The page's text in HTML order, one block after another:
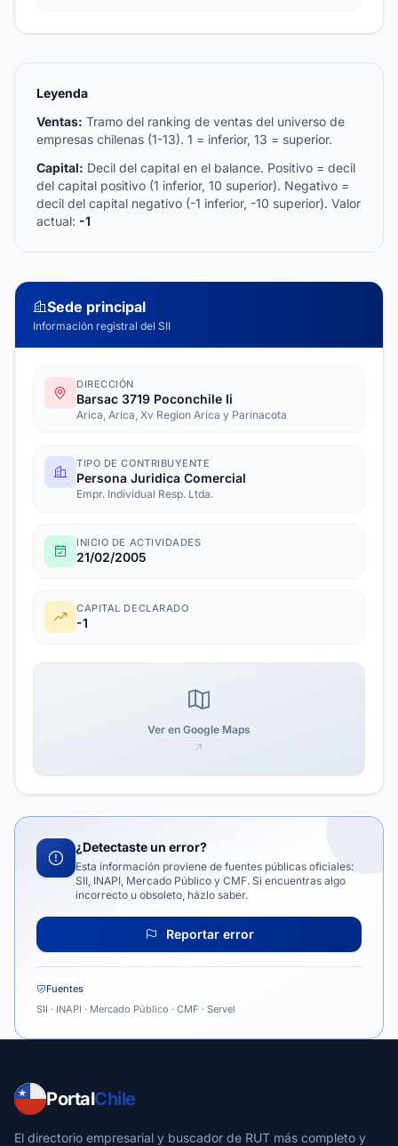
Leyenda
Ventas: Tramo del ranking de ventas del universo de
empresas chilenas (1-13). 1 = inferior, 13 = superior.
Capital: Decil del capital en el balance. Positivo = decil
del capital positivo (1 inferior, 10 superior). Negativo =
decil del capital negativo (-1 inferior, -10 superior). Valor
actual: -1
Sede principal
Información registral del SII
DIRECCIÓN
Barsac 3719 Poconchile Ii
Arica, Arica, Xv Region Arica y Parinacota
TIPO DE CONTRIBUYENTE
Persona Juridica Comercial
Empr. Individual Resp. Ltda.
INICIO DE ACTIVIDADES
21/02/2005
CAPITAL DECLARADO
-1
Ver en Google Maps
¿Detectaste un error?
Esta información proviene de fuentes públicas oficiales:
SII, INAPI, Mercado Público y CMF. Si encuentras algo
incorrecto u obsoleto, házlo saber.
Reportar error
Fuentes
SII · INAPI · Mercado Público · CMF · Servel
PortalChile
El directorio empresarial y buscador de RUT más completo y